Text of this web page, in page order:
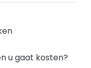
u gaat kosten?